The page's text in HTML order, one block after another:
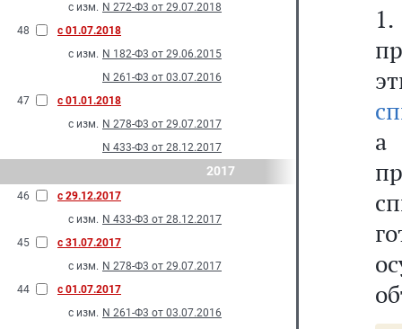
с изм. N 272-Ф3 от 29.07.2018
48
с 01.07.2018
с изм. N 182-Ф3 от 29.06.2015
N 261-Ф3 от 03.07.2016
47
с 01.01.2018
с изм. N 278-Ф3 от 29.07.2017
N 433-Ф3 от 28.12.2017
2017
46
с 29.12.2017
с изм. N 433-Ф3 от 28.12.2017
45
с 31.07.2017
с изм. N 278-Ф3 от 29.07.2017
44
с 01.07.2017
с изм. N 261-Ф3 от 03.07.2016
а